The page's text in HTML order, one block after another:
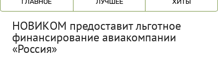
ГЛАВНОЕ ЛУЧШЕЕ ХИТЫ
НОВИКОМ предоставит льготное
финансирование авиакомпании
«Россия»